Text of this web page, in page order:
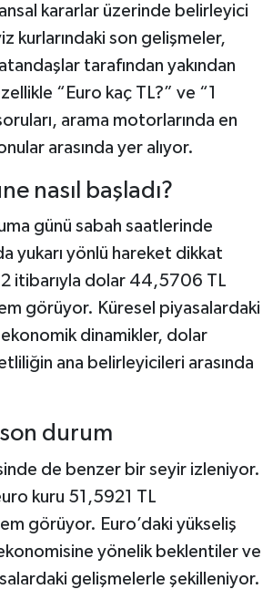
kararlar üzerinde belirleyici
kurlarındaki son gelişmeler,
tarafından yakından
“Euro kaç TL?” ve “1
arama motorlarında en
arasında yer alıyor.
nasıl başladı?
günü sabah saatlerinde
yukarı yönlü hareket dikkat
itibarıyla dolar 44,5706 TL
görüyor. Küresel piyasalardaki
dinamikler, dolar
ana belirleyicileri arasında
durum
de benzer bir seyir izleniyor.
kuru 51,5921 TL
görüyor. Euro’daki yükseliş
yönelik beklentiler ve
gelişmelerle şekilleniyor.